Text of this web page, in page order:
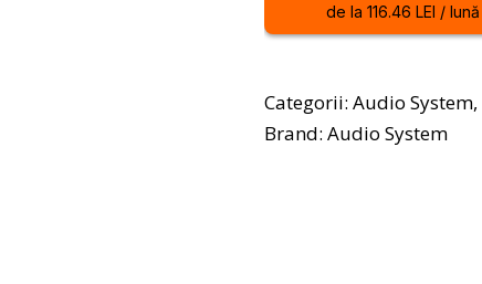
de la 116.46 LEI / lună
Categorii: Audio System,
Brand: Audio System